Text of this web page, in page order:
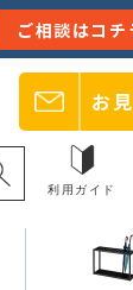
ご相談はコチ
お
利用ガイド